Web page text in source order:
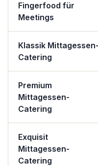
Fingerfood für
Meetings
Klassik Mittagessen-
Catering
Premium
Mittagessen-
Catering
Exquisit
Mittagessen-
Catering